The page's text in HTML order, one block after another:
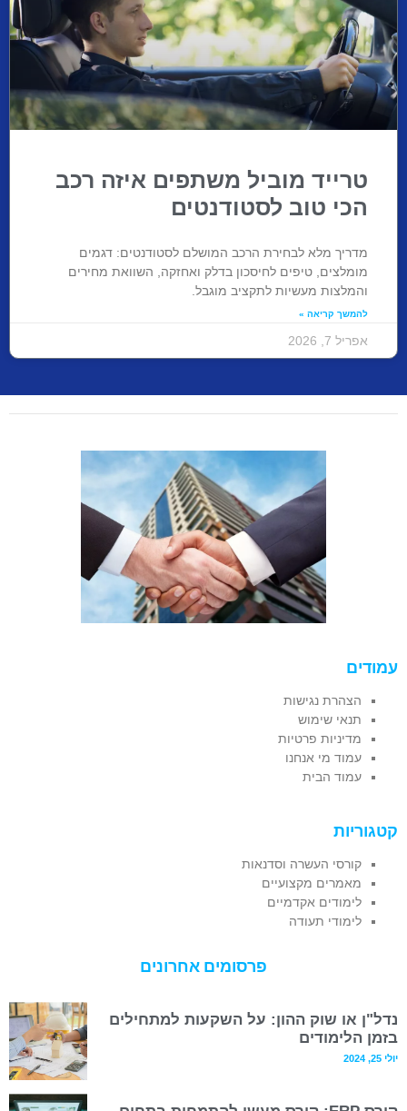
טרייד מוביל משתפים איזה רכב
הכי טוב לסטודנטים
מדריך מלא לבחירת הרכב המושלם לסטודנטים: דגמים
מומלצים, טיפים לחיסכון בדלק ואחזקה, השוואת מחירים
והמלצות מעשיות לתקציב מוגבל.
להמשך קריאה »
אפריל 7, 2026
עמודים
הצהרת נגישות
תנאי שימוש
מדיניות פרטיות
עמוד מי אנחנו
עמוד הבית
קטגוריות
קורסי העשרה וסדנאות
מאמרים מקצועיים
לימודים אקדמיים
לימודי תעודה
פרסומים אחרונים
נדל"ן או שוק ההון: על השקעות למתחילים
בזמן הלימודים
יולי 25, 2024